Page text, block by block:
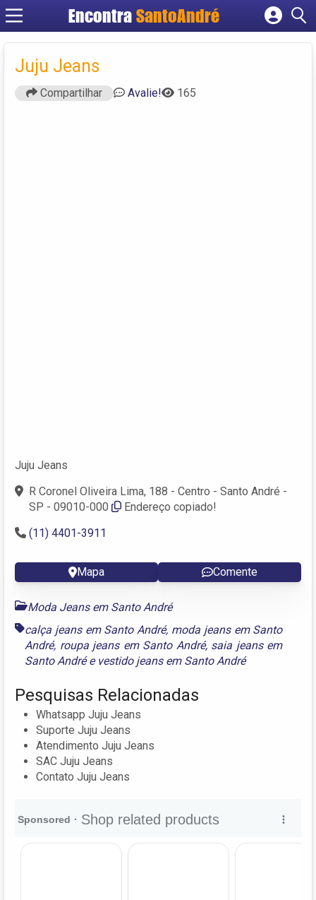
Encontra SantoAndré
Cadastrar empresa
Juju Jeans
Compartilhar Avalie! 165
Juju Jeans
R Coronel Oliveira Lima, 188 - Centro - Santo André -
SP - 09010-000
Endereço copiado!
(11) 4401-3911
Mapa Comente
Moda Jeans em Santo André
calça jeans em Santo André, moda jeans em Santo
André, roupa jeans em Santo André, saia jeans em
Santo Andrée vestido jeans em Santo André
Pesquisas Relacionadas
Whatsapp Juju Jeans
Suporte Juju Jeans
Atendimento Juju Jeans
SAC Juju Jeans
Contato Juju Jeans